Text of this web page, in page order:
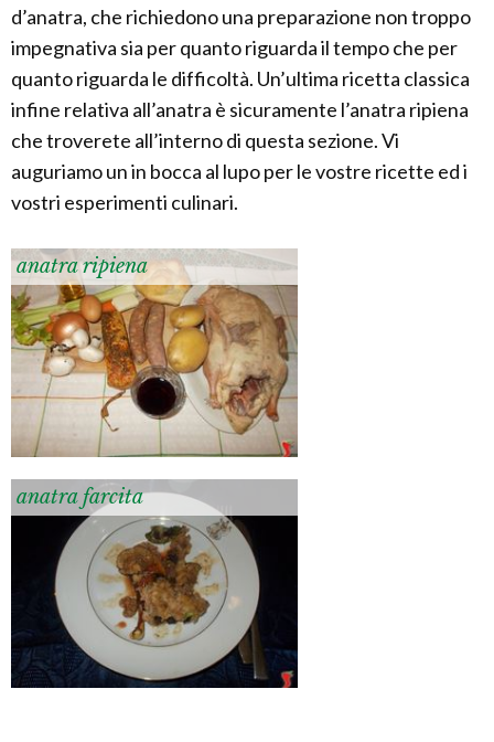
d’anatra, che richiedono una preparazione non troppo
impegnativa sia per quanto riguarda il tempo che per
quanto riguarda le difficoltà. Un’ultima ricetta classica
infine relativa all’anatra è sicuramente l’anatra ripiena
che troverete all’interno di questa sezione. Vi
auguriamo un in bocca al lupo per le vostre ricette ed i
vostri esperimenti culinari.
anatra ripiena
anatra farcita